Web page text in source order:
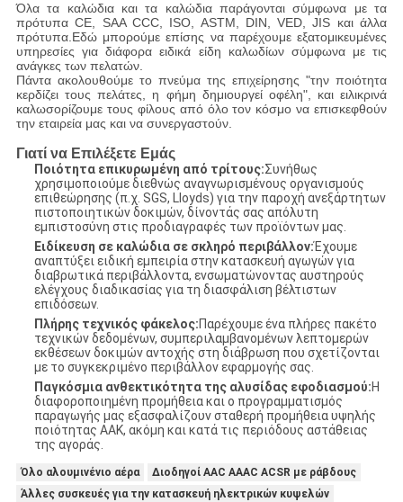
Όλα τα καλώδια και τα καλώδια παράγονται σύμφωνα με τα
πρότυπα CE, SAA CCC, ISO, ASTM, DIN, VED, JIS και άλλα
πρότυπα.Εδώ μπορούμε επίσης να παρέχουμε εξατομικευμένες
υπηρεσίες για διάφορα ειδικά είδη καλωδίων σύμφωνα με τις
ανάγκες των πελατών.
Πάντα ακολουθούμε το πνεύμα της επιχείρησης "την ποιότητα
κερδίζει τους πελάτες, η φήμη δημιουργεί οφέλη", και ειλικρινά
καλωσορίζουμε τους φίλους από όλο τον κόσμο να επισκεφθούν
την εταιρεία μας και να συνεργαστούν.
Γιατί να Επιλέξετε Εμάς
Ποιότητα επικυρωμένη από τρίτους:Συνήθως
χρησιμοποιούμε διεθνώς αναγνωρισμένους οργανισμούς
επιθεώρησης (π.χ. SGS, Lloyds) για την παροχή ανεξάρτητων
πιστοποιητικών δοκιμών, δίνοντάς σας απόλυτη
εμπιστοσύνη στις προδιαγραφές των προϊόντων μας.
Ειδίκευση σε καλώδια σε σκληρό περιβάλλον:Έχουμε
αναπτύξει ειδική εμπειρία στην κατασκευή αγωγών για
διαβρωτικά περιβάλλοντα, ενσωματώνοντας αυστηρούς
ελέγχους διαδικασίας για τη διασφάλιση βέλτιστων
επιδόσεων.
Πλήρης τεχνικός φάκελος:Παρέχουμε ένα πλήρες πακέτο
τεχνικών δεδομένων, συμπεριλαμβανομένων λεπτομερών
εκθέσεων δοκιμών αντοχής στη διάβρωση που σχετίζονται
με το συγκεκριμένο περιβάλλον εφαρμογής σας.
Παγκόσμια ανθεκτικότητα της αλυσίδας εφοδιασμού:Η
διαφοροποιημένη προμήθεια και ο προγραμματισμός
παραγωγής μας εξασφαλίζουν σταθερή προμήθεια υψηλής
ποιότητας ΑΑΚ, ακόμη και κατά τις περιόδους αστάθειας
της αγοράς.
Όλο αλουμινένιο αέρα
Διοδηγοί AAC AAAC ACSR με ράβδους
Άλλες συσκευές για την κατασκευή ηλεκτρικών κυψελών